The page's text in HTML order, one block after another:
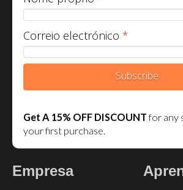
Correio electrónico*
Subscribe
Get A 15% OFF DISCOUNTfor any
your first purchase.
Empresa